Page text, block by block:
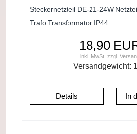
Steckernetzteil DE-21-24W
Trafo Transformator IP44
18,90
inkl. MwSt. zzgl.
Versandgewicht: 1
Details